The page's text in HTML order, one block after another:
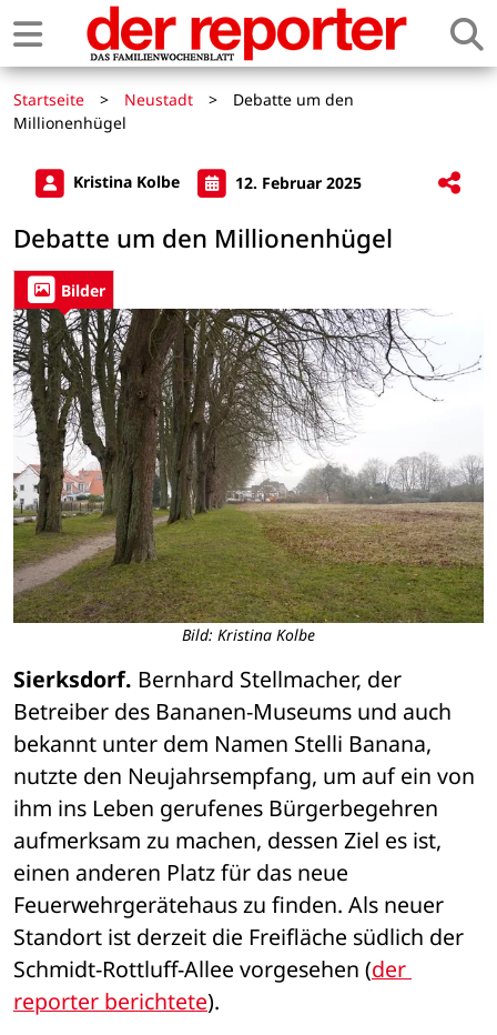
Startseite > Neustadt >
Debatte um den
Millionenhügel
Kristina Kolbe 12. Februar 2025
Debatte um den Millionenhügel
Bilder
Bild: Kristina Kolbe
Sierksdorf. Bernhard Stellmacher, der
Betreiber des Bananen-Museums und auch
bekannt unter dem Namen Stelli Banana,
nutzte den Neujahrsempfang, um auf ein von
ihm ins Leben gerufenes Bürgerbegehren
aufmerksam zu machen, dessen Ziel es ist,
einen anderen Platz für das neue
Feuerwehrgerätehaus zu finden. Als neuer
Standort ist derzeit die Freifläche südlich der
Schmidt-Rottluff-Allee vorgesehen (der
reporter berichtete).